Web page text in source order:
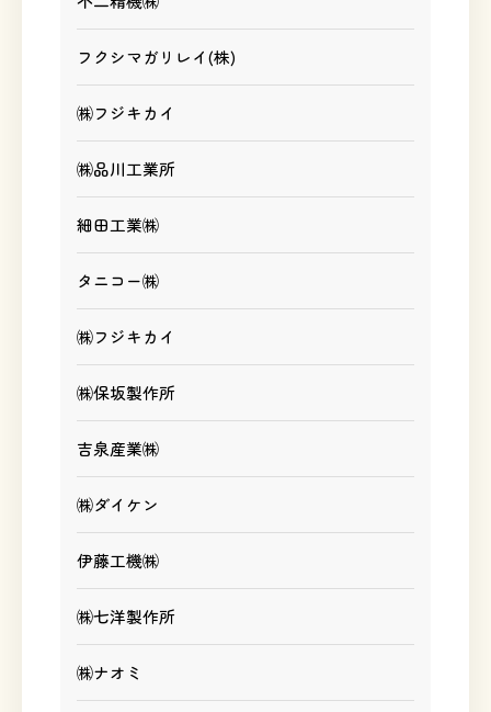
フクシマガリレイ(株)
㈱フジキカイ
㈱品川工業所
細田工業㈱
タニコー㈱
㈱フジキカイ
㈱保坂製作所
吉泉産業㈱
㈱ダイケン
伊藤工機㈱
㈱七洋製作所
㈱ナオミ